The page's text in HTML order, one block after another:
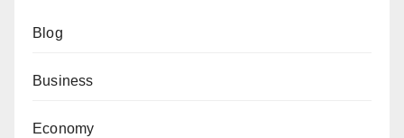
Blog
Business
Economy